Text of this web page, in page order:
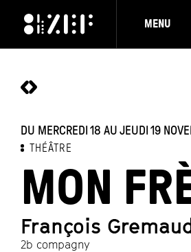
MENU
DU MERCREDI 18 AU JEUDI 19
THÉÂTRE
MON
François
2b compagny